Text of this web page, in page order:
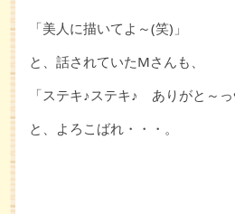
「美人に描いてよ～(笑)」
と、話されていたMさんも、
「ステキ♪ステキ♪ ありがと～っ
と、よろこばれ・・・。